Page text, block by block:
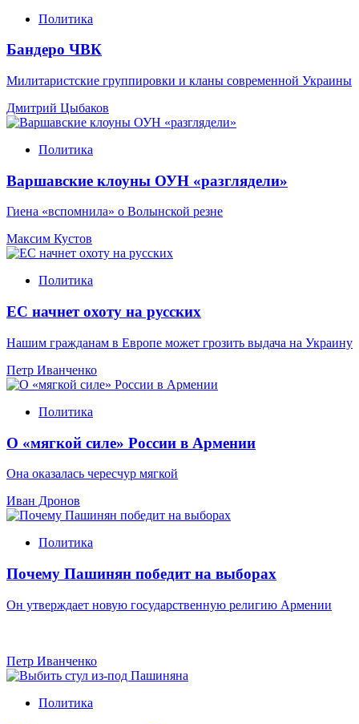
Политика
Бандеро ЧВК
Милитаристские группировки и кланы современной Украины
Дмитрий Цыбаков
Политика
Варшавские клоуны ОУН «разглядели»
Гиена «вспомнила» о Волынской резне
Максим Кустов
Политика
ЕС начнет охоту на русских
Нашим гражданам в Европе может грозить выдача на Украину
Петр Иванченко
Политика
О «мягкой силе» России в Армении
Она оказалась чересчур мягкой
Иван Дронов
Политика
Почему Пашинян победит на выборах
Он утверждает новую государственную религию Армении
Петр Иванченко
Политика